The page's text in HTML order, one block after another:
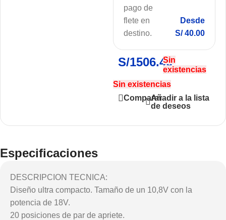
pago de
flete en
destino.
Desde
S/ 40.00
S/1506.40
Sin
existencias
Sin existencias
CompararAñadir a la lista
de deseos
Especificaciones
DESCRIPCION TECNICA:
Diseño ultra compacto. Tamaño de un 10,8V con la
potencia de 18V.
20 posiciones de par de apriete.